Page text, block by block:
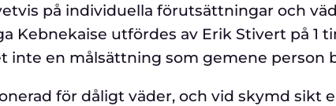
på individuella förutsättningar och
Kebnekaise utfördes av Erik Stivert på 1
inte en målsättning som gemene person
för dåligt väder, och vid skymd sikt